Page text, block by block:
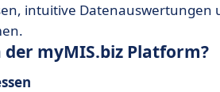
intuitive Datenauswertungen
myMIS.biz Platform?